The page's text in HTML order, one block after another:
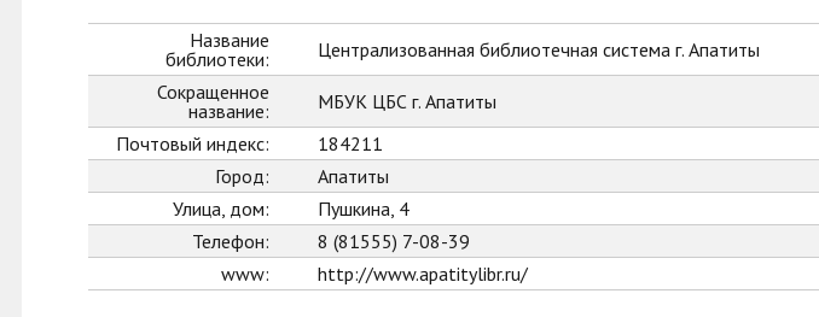
Название
библиотеки:
Централизованная библиотечная система г. Апатиты
Сокращенное
название:
МБУК ЦБС г. Апатиты
Почтовый индекс:
184211
Город:
Апатиты
Улица, дом:
Пушкина, 4
Телефон:
8 (81555) 7-08-39
www:
http://www.apatitylibr.ru/